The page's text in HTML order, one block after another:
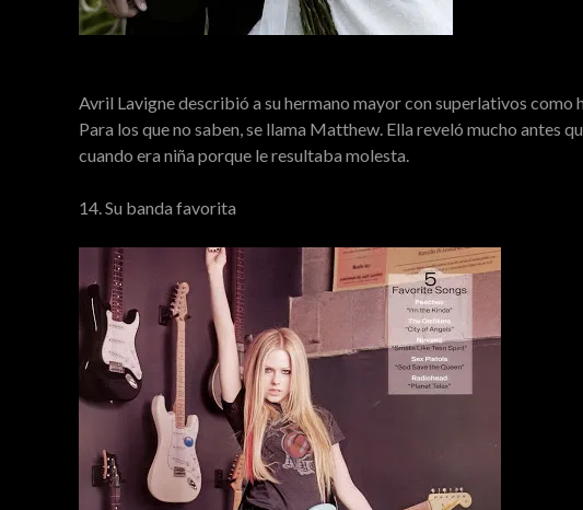
Avril Lavigne describió a su hermano mayor con superlativos como
Para los que no saben, se llama Matthew. Ella reveló mucho antes
cuando era niña porque le resultaba molesta.
14. Su banda favorita